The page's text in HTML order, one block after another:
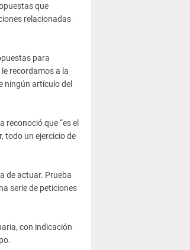
que
relacionadas
para
recordamos a la
ningún artículo del
que “es el
todo un ejercicio de
de actuar. Prueba
serie de peticiones
con indicación